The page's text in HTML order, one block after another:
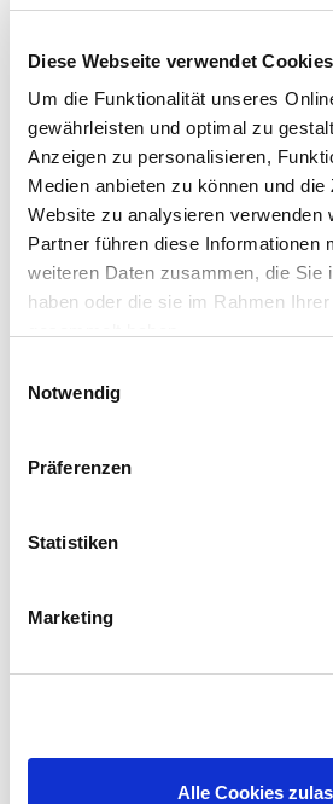
Diese Webseite verwendet Cookies
Um die Funktionalität unseres
gewährleisten und optimal zu
Anzeigen zu personalisieren,
Medien anbieten zu können und
Website zu analysieren verwenden
Partner führen diese Informationen
weiteren Daten zusammen, die Sie
haben oder die sie im Rahmen
Notwendig
Präferenzen
Statistiken
Marketing
Alle Cookies
Verfügbarkeit in deinem Markt.
Um Abholung im Markt nutzen zu
einen Markt
Verfügbarkeit:
Jetzt prüfen und Markt auswählen
Menge
Die Bodenbeutel im weihnachtlichen
Süßwaren, Backwaren und Trockenobst
Bewertungen